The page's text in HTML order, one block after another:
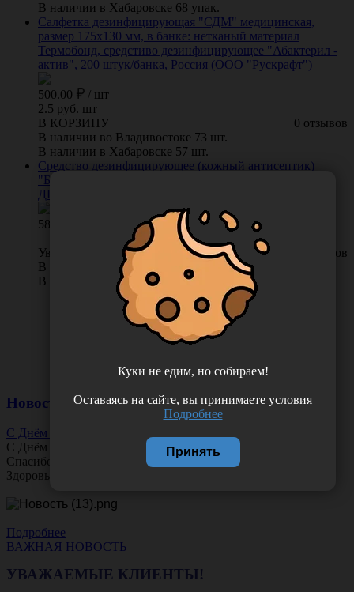
В наличии в Хабаровске 68 упак.
Салфетка дезинфицирующая "СДМ" медицинская,
размер 175х130 мм, в банке: нетканый материал
Термобонд, средстиво дезинфицирующее "Абактерил -
актив", 200 штук/банка, Россия (ООО "Рускрафт")
500.00 / шт
2.5 руб. шт
0 отзывов
В КОРЗИНУ
В наличии во Владивостоке 73 шт.
В наличии в Хабаровске 57 шт.
Средство дезинфицирующее (кожный антисептик)
"Бартол", 1 л, Россия (ООО "Автохимпроект")
ДБартол-1К
581.00
0 отзывов
Уведомить о поступлении
В наличии во Владивостоке 0 шт.
В наличии в Хабаровске 7 шт.
Новости
С Днём Офтальмолога!
С Днём
Спасибо за ясное зрение и заботу о пациентах.
Здоровья вам и новых профессиональных побед!
Подробнее
ВАЖНАЯ НОВОСТЬ
УВАЖАЕМЫЕ КЛИЕНТЫ!
Куки не едим, но собираем!
Оставаясь на сайте, вы принимаете условия
Подробнее
Принять